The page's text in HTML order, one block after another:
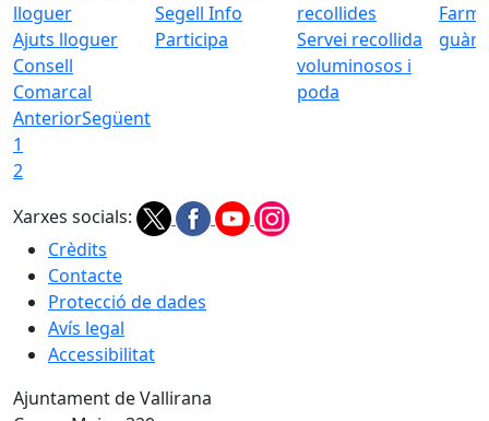
Ajuts lloguer
Consell
Comarcal
Segell Info
Participa
Servei recollida
voluminosos i
poda
AnteriorSegüent
1
2
Xarxes socials:
Crèdits
Contacte
Protecció de dades
Avís legal
Accessibilitat
Ajuntament de Vallirana